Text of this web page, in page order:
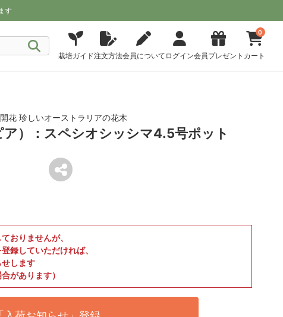
す
栽培ガイド注文方法会員について ログイン会員プレゼント
0
カート
花 珍しいオーストラリアの花木
）：スペシオシッシマ4.5号ポット
おりませんが、
録していただければ、
します
があります）